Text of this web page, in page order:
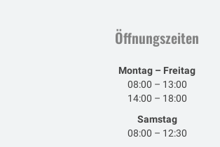
Öffnungszeiten
Montag – Freitag
08:00 – 13:00
14:00 – 18:00
Samstag
08:00 – 12:30